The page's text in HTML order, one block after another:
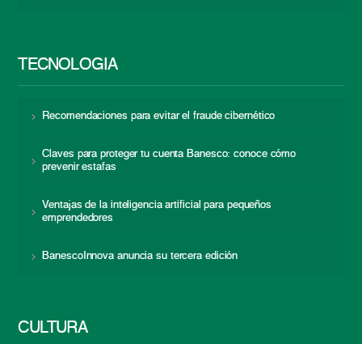
TECNOLOGÍA
Recomendaciones para evitar el fraude cibernético
Claves para proteger tu cuenta Banesco: conoce cómo
prevenir estafas
Ventajas de la inteligencia artificial para pequeños
emprendedores
BanescoInnova anuncia su tercera edición
CULTURA